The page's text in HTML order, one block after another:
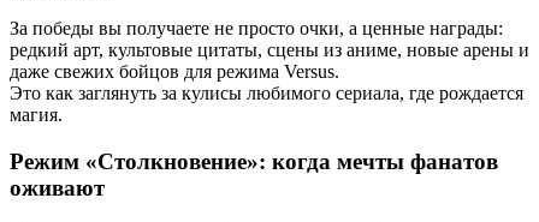
За победы вы получаете не просто очки, а ценные награды:
редкий арт, культовые цитаты, сцены из аниме, новые арены и
даже свежих бойцов для режима Versus.
Это как заглянуть за кулисы любимого сериала, где рождается
магия.
Режим «Столкновение»: когда мечты фанатов
оживают